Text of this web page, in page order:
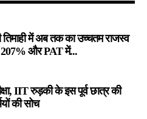
तिमाही में अब तक का उच्चतम राजस्व
और PAT में...
IIT रुड़की के इस पूर्व छात्र की
की सोच